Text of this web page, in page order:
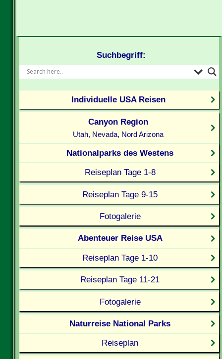
Suchbegriff:
Individuelle USA Reisen
Canyon Region
Utah, Nevada, Nord Arizona
Nationalparks des Westens
Reiseplan Tage 1-8
Reiseplan Tage 9-15
Fotogalerie
Abenteuer Reise USA
Reiseplan Tage 1-10
Reiseplan Tage 11-21
Fotogalerie
Naturreise National Parks
Reiseplan